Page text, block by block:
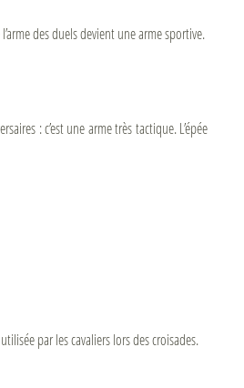
des duels devient une arme sportive.
: c’est une arme très tactique. L’épée
par les cavaliers lors des croisades.